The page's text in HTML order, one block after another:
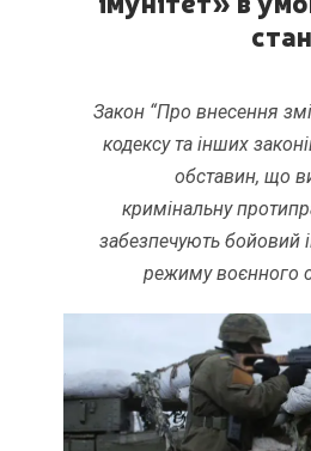
Закон “Про внесення
кодексу та інших
обставин, що
кримінальну
забезпечують бойовий
режиму воєнного